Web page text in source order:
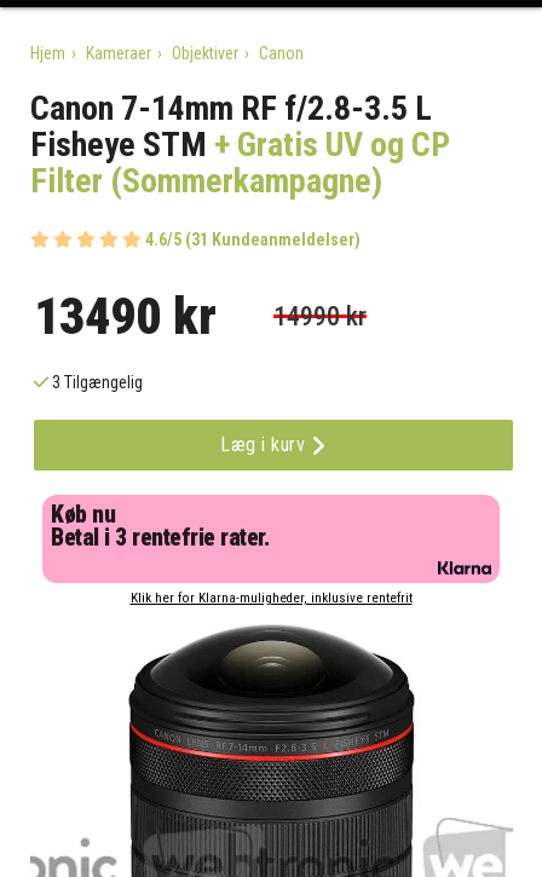
Hjem Kameraer Objektiver Canon
Canon 7-14mm RF f/2.8-3.5 L
Fisheye STM + Gratis UV og CP
Filter (Sommerkampagne)
4.6/5 (31 Kundeanmeldelser)
13490 kr 14990 kr
3 Tilgængelig
Læg i kurv
Køb nu
Betal i 3 rentefrie rater.
Klik her for Klarna-muligheder, inklusive rentefrit